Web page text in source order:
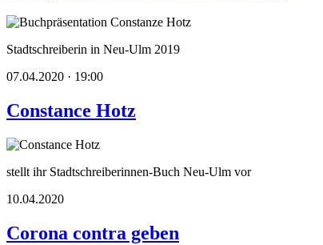
Stadtschreiberin in Neu-Ulm 2019
07.04.2020 · 19:00
Constance Hotz
stellt ihr Stadtschreiberinnen-Buch Neu-Ulm vor
10.04.2020
Corona contra geben